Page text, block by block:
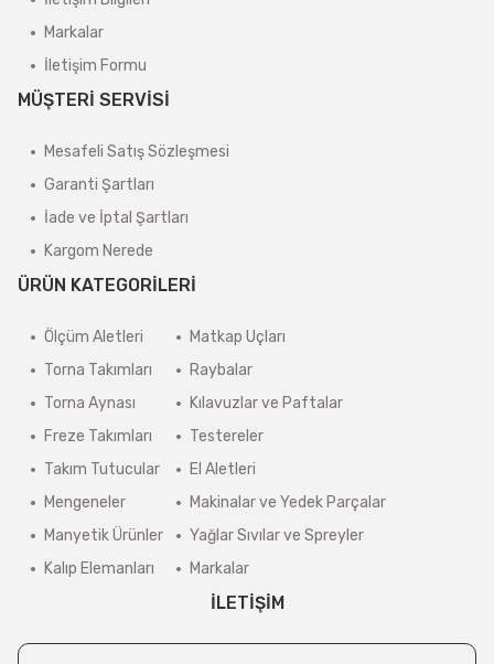
Markalar
İletişim Formu
MÜŞTERİ SERVİSİ
Mesafeli Satış Sözleşmesi
Garanti Şartları
İade ve İptal Şartları
Kargom Nerede
ÜRÜN KATEGORİLERİ
Ölçüm Aletleri
Torna Takımları
Torna Aynası
Freze Takımları
Takım Tutucular
Mengeneler
Manyetik Ürünler
Kalıp Elemanları
Matkap Uçları
Raybalar
Kılavuzlar ve Paftalar
Testereler
El Aletleri
Makinalar ve Yedek Parçalar
Yağlar Sıvılar ve Spreyler
Markalar
İLETİŞİM